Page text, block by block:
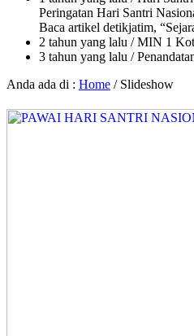
Peringatan Hari Santri
Baca artikel detikjatim,
2 tahun yang lalu / MIN 1
3 tahun yang lalu /
Anda ada di : Home / Slideshow